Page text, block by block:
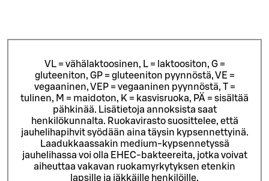
VL = vähälaktoosinen, L = laktoositon, G =
gluteeniton, GP = gluteeniton pyynnöstä, VE =
vegaaninen, VEP = vegaaninen pyynnöstä, T =
tulinen, M = maidoton, K = kasvisruoka, PÄ = sisältää
pähkinää. Lisätietoja annoksista saat
henkilökunnalta. Ruokavirasto suosittelee, että
jauhelihapihvit syödään aina täysin kypsennettyinä.
Laadukkaassakin medium-kypsennetyssä
jauhelihassa voi olla EHEC-bakteereita, jotka voivat
aiheuttaa vakavan ruokamyrkytyksen etenkin
lapsille ja iäkkäille henkilöille.